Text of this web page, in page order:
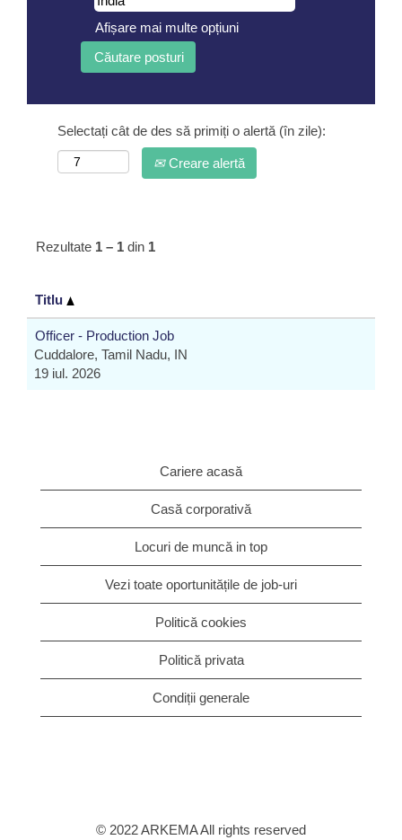
Afișare mai multe opțiuni
Selectați cât de des să primiți o alertă (în zile):
Creare alertă
Rezultate 1 – 1 din 1
Titlu
Officer - Production Job
Cuddalore, Tamil Nadu, IN
19 iul. 2026
Cariere acasă
Casă corporativă
Locuri de muncă in top
Vezi toate oportunitățile de job-uri
Politică cookies
Politică privata
Condiții generale
© 2022 ARKEMA All rights reserved